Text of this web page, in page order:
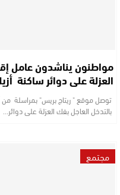
مواطنون يناشدون عامل
العزلة على دوائر ساكنة
توصل موقع " ريتاج بريس" بمراسلة
بالتدخل العاجل بفك العزلة على دوائر…
مجتمع